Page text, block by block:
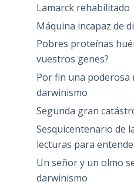
Lamarck rehabilitado
Máquina incapaz de
Pobres proteínas
vuestros genes?
Por fin una poderosa
darwinismo
Segunda gran
Sesquicentenario de
lecturas para
Un señor y un olmo
darwinismo